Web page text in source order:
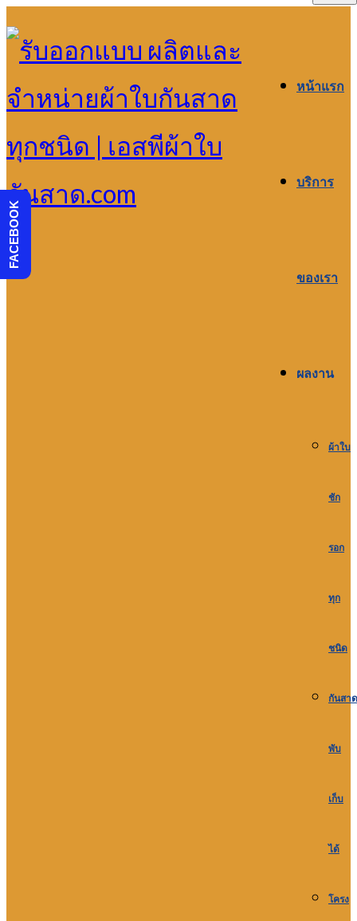
หน้าแรก
บริการ
ของเรา
ผลงาน
ผ้าใบ
ชัก
รอก
ทุก
ชนิด
กันสาด
พับ
เก็บ
ได้
โครง
FACEBOOK